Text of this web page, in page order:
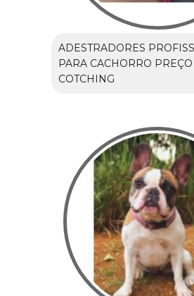
ADESTRADORES
PARA CACHORRO
COTCHING